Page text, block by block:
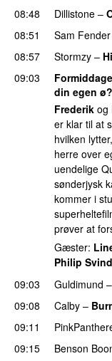
08:48
Dillistone –
08:51
Sam Fender
08:57
Stormzy –
09:03
din egen ø?
Frederik og
er klar til at
hvilken
herre over
uendelige
sønderjysk
kommer i
prøver at
Gæster:
Philip
09:03
Guldimund –
09:08 Calby –
09:11
09:15
Benson